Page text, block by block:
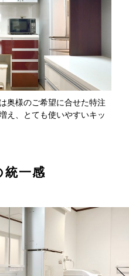
奥様のご希望に合せた特注
え、とても使いやすいキッ
統一感